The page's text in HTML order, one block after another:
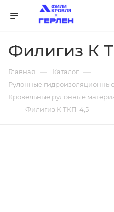
Филигиз К
Главная — Каталог —
Рулонные
Кровельные рулонные
— Филигиз К ТКП-4,5